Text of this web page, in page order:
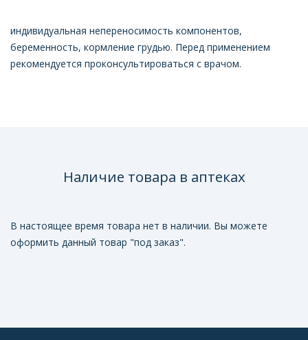
индивидуальная непереносимость компонентов,
беременность, кормление грудью. Перед применением
рекомендуется проконсультироваться с врачом.
Наличие товара в аптеках
В настоящее время товара нет в наличии. Вы можете
оформить данный товар "под заказ".